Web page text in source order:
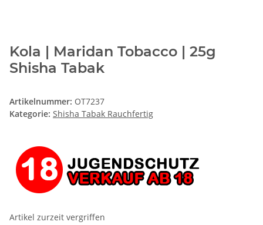
Kola | Maridan Tobacco | 25g
Shisha Tabak
Artikelnummer: OT7237
Kategorie: Shisha Tabak Rauchfertig
Artikel zurzeit vergriffen